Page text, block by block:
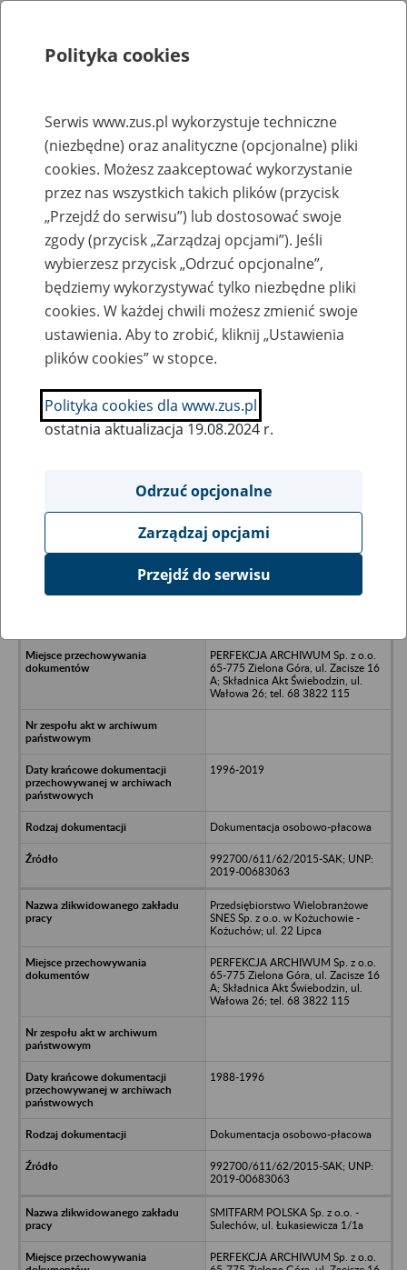
Rejestry, ewidencje i archiwa
Baza zlikwidowanych lub
przekształconych zakładów pracy
Nazwa zakładu pracy:
SZUKAJ
Ukryj wszystkie pozycje bazy
Spółdzielnia Mieszkaniowa w
PERFEKCJA ARCHIWUM Sp. z o.o.
65-775 Zielona Góra, ul. Zacisze 16
A; Składnica Akt Świebodzin, ul.
Wałowa 26; tel. 68 3822 115
1996-2019
Dokumentacja osobowo-płacowa
992700/611/62/2015-SAK; UNP:
2019-00683063
Przedsiębiorstwo Wielobranżowe
SNES Sp. z o.o. w Kożuchowie -
Kożuchów; ul. 22 Lipca
PERFEKCJA ARCHIWUM Sp. z o.o.
65-775 Zielona Góra, ul. Zacisze 16
A; Składnica Akt Świebodzin, ul.
Wałowa 26; tel. 68 3822 115
1988-1996
Dokumentacja osobowo-płacowa
992700/611/62/2015-SAK; UNP:
2019-00683063
SMITFARM POLSKA Sp. z o.o. -
Sulechów, ul. Łukasiewicza 1/1a
PERFEKCJA ARCHIWUM Sp. z o.o.
Polityka cookies
Serwis www.zus.pl wykorzystuje techniczne
(niezbędne) oraz analityczne (opcjonalne) pliki
cookies. Możesz zaakceptować wykorzystanie
przez nas wszystkich takich plików (przycisk
„Przejdź do serwisu”) lub dostosować swoje
zgody (przycisk „Zarządzaj opcjami”). Jeśli
wybierzesz przycisk „Odrzuć opcjonalne”,
będziemy wykorzystywać tylko niezbędne pliki
cookies. W każdej chwili możesz zmienić swoje
ustawienia. Aby to zrobić, kliknij „Ustawienia
plików cookies” w stopce.
Polityka cookies dla www.zus.pl
ostatnia aktualizacja 19.08.2024 r.
Odrzuć opcjonalne
Zarządzaj opcjami
Przejdź do serwisu